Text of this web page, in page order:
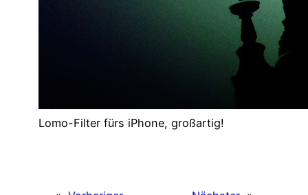
Lomo-Filter fürs iPhone, großartig!